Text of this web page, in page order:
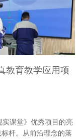
教育教学应用项
课堂》优秀项目的亮
杆。从前沿理念的落